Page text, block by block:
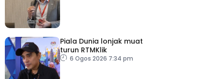
Piala Dunia lonjak muat
turun RTMKlik
6 Ogos 2026 7:34 pm